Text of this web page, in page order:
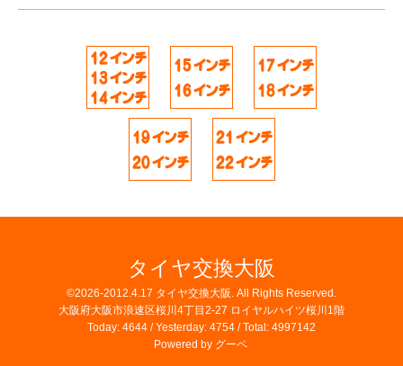
タイヤ交換大阪
©2026-2012.4.17 タイヤ交換大阪 . All Rights Reserved.
大阪府大阪市浪速区桜川4丁目2-27 ロイヤルハイツ桜川1階
Today: 4644 / Yesterday: 4754 / Total: 4997142
Powered by グーペ